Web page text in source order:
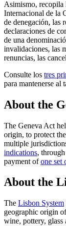
Asimismo, recopila
Internacional de la
de denegación, las
declaraciones de
de una
invalidaciones, las
renuncias, las
Consulte los tres
para mantenerse al
About the
The Geneva Act
origin, to protect
multiple
indications,
payment ofone set
About the
The Lisbon System
geographic origin
wine, pottery, glass